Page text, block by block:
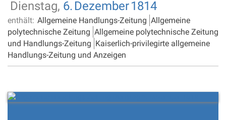
Dienstag, 6. Dezember1814
enthält: Allgemeine Handlungs-Zeitung Allgemeine
polytechnische Zeitung Allgemeine polytechnische Zeitung
und Handlungs-Zeitung Kaiserlich-privilegirte allgemeine
Handlungs-Zeitung und Anzeigen